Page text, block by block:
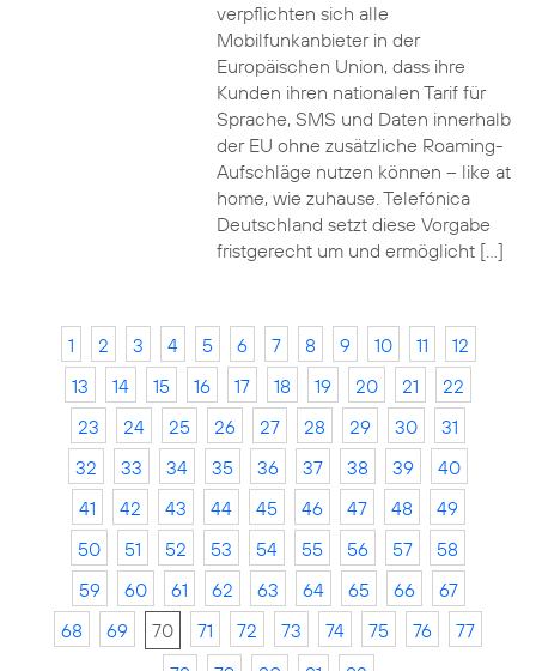
verpflichten sich alle
Mobilfunkanbieter in der
Europäischen Union, dass ihre
Kunden ihren nationalen Tarif für
Sprache, SMS und Daten innerhalb
der EU ohne zusätzliche Roaming-
Aufschläge nutzen können – like at
home, wie zuhause. Telefónica
Deutschland setzt diese Vorgabe
fristgerecht um und ermöglicht […]
1 2 3 4 5 6 7 8 9 10 11
12
13
14 15 16 17 18 19 20 21
22
23
24 25 26 27 28 29 30
31
32
33 34 35 36 37 38 39
40
41
42 43 44 45 46 47 48
49
50
51 52 53 54 55 56 57
58
59
60 61 62 63 64 65 66
67
68
69 70 71 72 73 74 75 76
77